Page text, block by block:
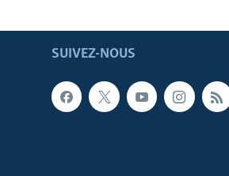
SUIVEZ-NOUS